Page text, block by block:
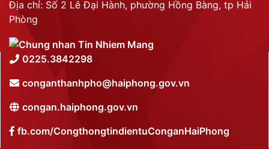
Địa chỉ: Số 2 Lê Đại Hành, phường Hồng Bàng, tp Hải
Phòng
0225.3842298
conganthanhpho@haiphong.gov.vn
congan.haiphong.gov.vn
fb.com/CongthongtindientuConganHaiPhong